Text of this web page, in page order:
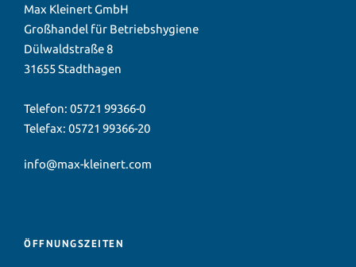
Max Kleinert GmbH
Großhandel für Betriebshygiene
Dülwaldstraße 8
31655 Stadthagen
Telefon: 05721 99366-0
Telefax: 05721 99366-20
info@max-kleinert.com
ÖFFNUNGSZEITEN